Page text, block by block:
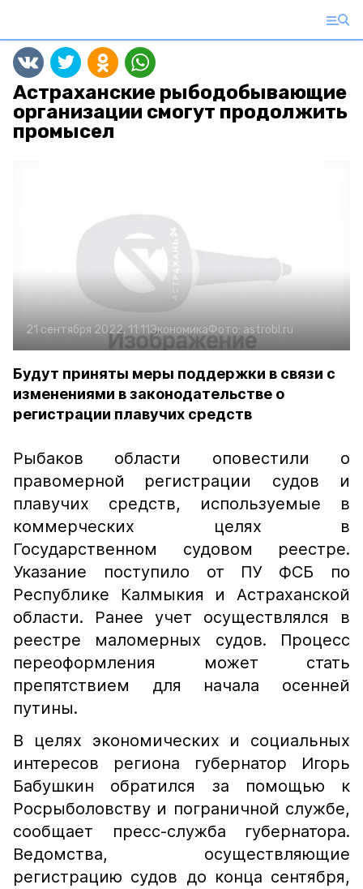
Астраханские рыбодобывающие
организации смогут продолжить
промысел
21 сентября 2022, 11:11ЭкономикаФото: astrobl.ru
Будут приняты меры поддержки в связи с
изменениями в законодательстве о
регистрации плавучих средств
Рыбаков области оповестили о
правомерной
регистрации судов и
плавучих средств, используемые в
коммерческих целях в
Государственном судовом реестре.
Указание поступило от ПУ ФСБ по
Республике Калмыкия и Астраханской
области. Ранее учет осуществлялся в
реестре маломерных судов. Процесс
переоформления может стать
препятствием для начала осенней
путины.
В целях экономических и социальных
интересов региона губернатор Игорь
Бабушкин обратился за помощью к
Росрыболовству и пограничной службе,
сообщает пресс-служба губернатора.
Ведомства, осуществляющие
регистрацию судов до конца сентября,